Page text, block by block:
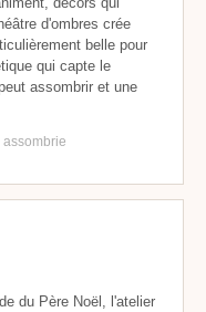
d'ombres crée
belle pour
qui capte le
assombrir et une
assombrie
du Père Noël, l'atelier